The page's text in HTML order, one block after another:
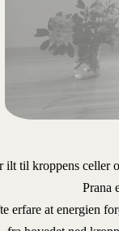
ilt til kroppens celler
Prana
erfare at energien